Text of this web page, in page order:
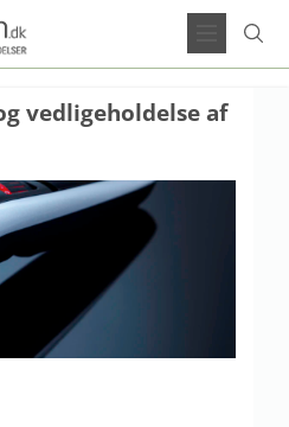
vedligeholdelse af